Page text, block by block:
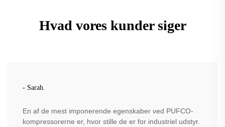
Hvad vores kunder siger
- Sarah.
En af de mest imponerende egenskaber ved PUFCO-
kompressorerne er, hvor stille de er for industriel udstyr.